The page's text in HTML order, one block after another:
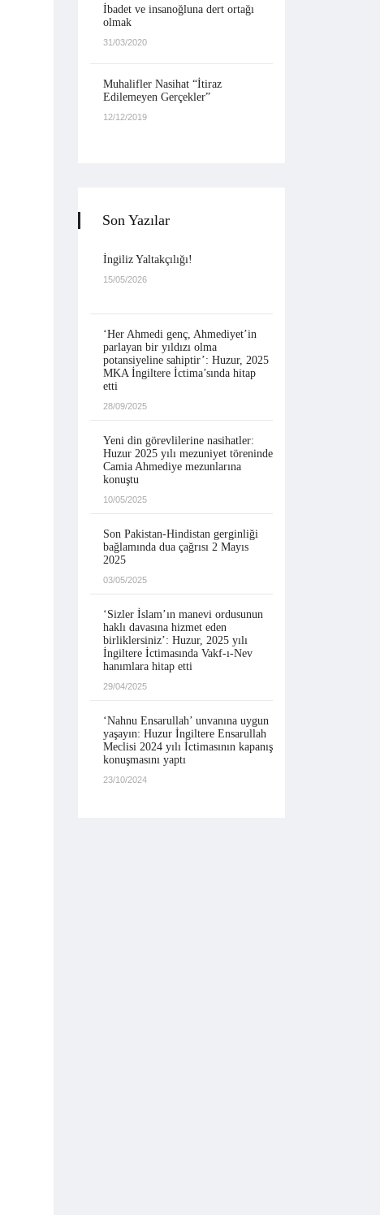
İbadet ve insanoğluna dert ortağı
olmak
31/03/2020
Muhalifler Nasihat “İtiraz
Edilemeyen Gerçekler”
12/12/2019
Son Yazılar
İngiliz Yaltakçılığı!
15/05/2026
‘Her Ahmedi genç, Ahmediyet’in
parlayan bir yıldızı olma
potansiyeline sahiptir’: Huzur, 2025
MKA İngiltere İctima’sında hitap
etti
28/09/2025
Yeni din görevlilerine nasihatler:
Huzur 2025 yılı mezuniyet töreninde
Camia Ahmediye mezunlarına
konuştu
10/05/2025
Son Pakistan-Hindistan gerginliği
bağlamında dua çağrısı 2 Mayıs
2025
03/05/2025
‘Sizler İslam’ın manevi ordusunun
haklı davasına hizmet eden
birliklersiniz’: Huzur, 2025 yılı
İngiltere İctimasında Vakf-ı-Nev
hanımlara hitap etti
29/04/2025
‘Nahnu Ensarullah’ unvanına uygun
yaşayın: Huzur İngiltere Ensarullah
Meclisi 2024 yılı İctimasının kapanış
konuşmasını yaptı
23/10/2024